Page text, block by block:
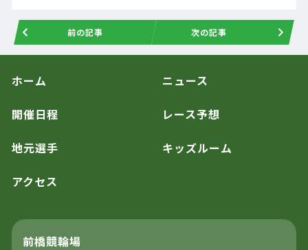
前の記事 次の記事
ホーム ニュース
開催日程 レース予想
地元選手 キッズルーム
アクセス
前橋競輪場